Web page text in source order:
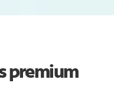
premium